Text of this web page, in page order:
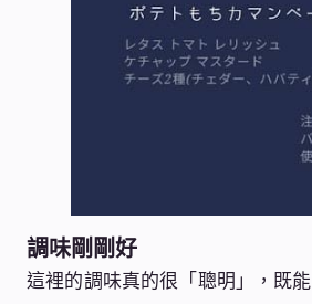
調味剛剛好
這裡的調味真的很「聰明」，既